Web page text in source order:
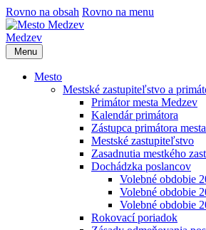
Rovno na obsah Rovno na menu
Medzev
Menu
Mesto
Mestské zastupiteľstvo a
Primátor mesta Medzev
Kalendár primátora
Zástupca primátora
Mestské zastupiteľstvo
Zasadnutia mestkého
Dochádzka poslancov
Volebné obdobie
Volebné obdobie
Volebné obdobie
Rokovací poriadok